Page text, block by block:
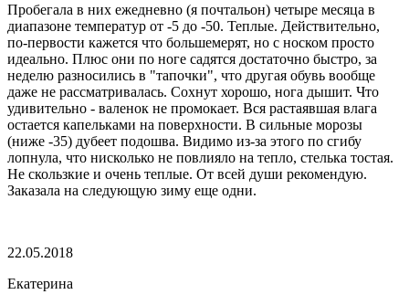
Пробегала в них ежедневно (я почтальон) четыре месяца в
диапазоне температур от -5 до -50. Теплые. Действительно,
по-первости кажется что большемерят, но с носком просто
идеально. Плюс они по ноге садятся достаточно быстро, за
неделю разносились в "тапочки", что другая обувь вообще
даже не рассматривалась. Сохнут хорошо, нога дышит. Что
удивительно - валенок не промокает. Вся растаявшая влага
остается капельками на поверхности. В сильные морозы
(ниже -35) дубеет подошва. Видимо из-за этого по сгибу
лопнула, что нисколько не повлияло на тепло, стелька тостая.
Не скользкие и очень теплые. От всей души рекомендую.
Заказала на следующую зиму еще одни.
22.05.2018
Екатерина